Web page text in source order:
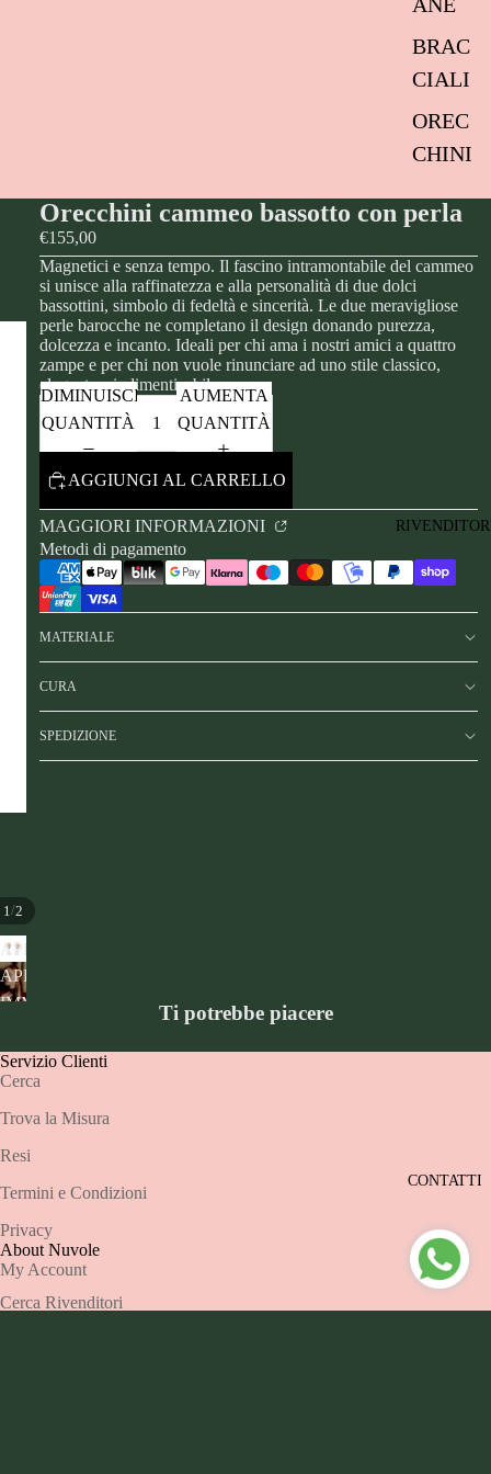
BRAC
CIALI
OREC
CHINI
CONTATTI
1/2
APRI
IMMAGINE
A
INTERO
APRI
IMMAGINE
SCHERMO
INTERO
Orecchini cammeo bassotto con perla
€155,00
Magnetici e senza tempo. Il fascino intramontabile del cammeo
si unisce alla raffinatezza e alla personalità di due dolci
bassottini, simbolo di fedeltà e sincerità. Le due meravigliose
perle barocche ne completano il design donando purezza,
dolcezza e incanto. Ideali per chi ama i nostri amici a quattro
zampe e per chi non vuole rinunciare ad uno stile classico,
elegante e indimenticabile.
DIMINUISCI
QUANTITÀ
AUMENTA
QUANTITÀ
AGGIUNGI AL CARRELLO
MAGGIORI INFORMAZIONI
Metodi di pagamento
MATERIALE
CURA
SPEDIZIONE
Ti potrebbe piacere
Servizio Clienti
Cerca
Trova la Misura
Resi
Termini e Condizioni
Privacy
About Nuvole
My Account
Cerca Rivenditori